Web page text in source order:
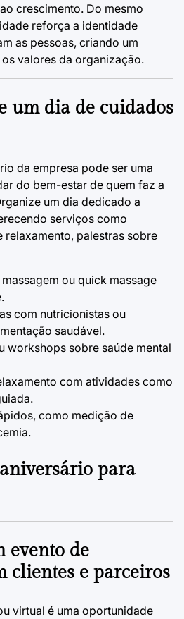
crescimento. Do mesmo
reforça a identidade
as pessoas, criando um
valores da organização.
um dia de cuidados
da empresa pode ser uma
do bem-estar de quem faz a
um dia dedicado a
serviços como
relaxamento, palestras sobre
ou quick massage
com nutricionistas ou
saudável.
workshops sobre saúde mental
com atividades como
como medição de
para
evento de
clientes e parceiros
virtual é uma oportunidade